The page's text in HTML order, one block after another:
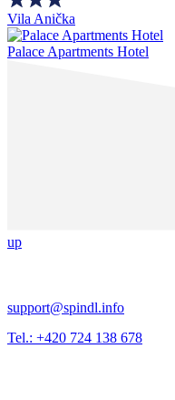
Vila Anička
Palace Apartments Hotel
up
support@spindl.info
Tel.: +420 724 138 678